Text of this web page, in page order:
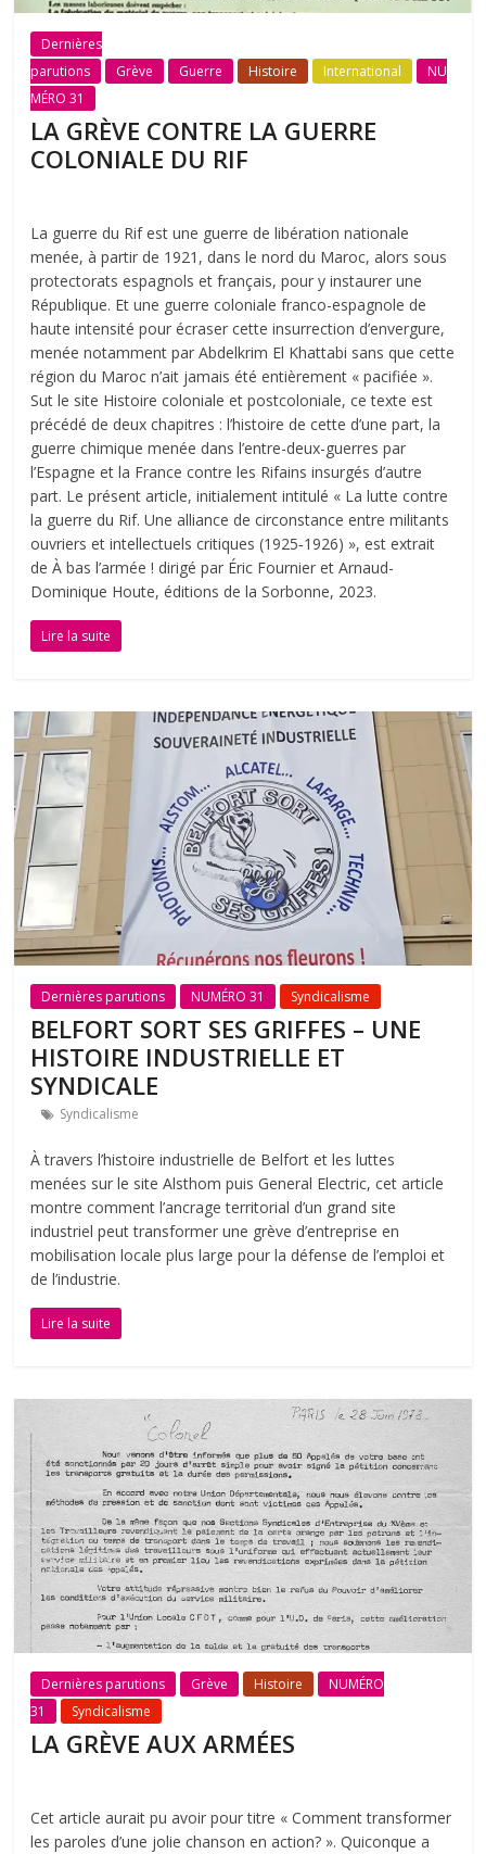
Dernières
parutions
Grève Guerre Histoire International
NU
MÉRO 31
LA GRÈVE CONTRE LA GUERRE
COLONIALE DU RIF
La guerre du Rif est une guerre de libération nationale
menée, à partir de 1921, dans le nord du Maroc, alors sous
protectorats espagnols et français, pour y instaurer une
République. Et une guerre coloniale franco-espagnole de
haute intensité pour écraser cette insurrection d’envergure,
menée notamment par Abdelkrim El Khattabi sans que cette
région du Maroc n’ait jamais été entièrement « pacifiée ».
Sut le site Histoire coloniale et postcoloniale, ce texte est
précédé de deux chapitres : l’histoire de cette d’une part, la
guerre chimique menée dans l’entre-deux-guerres par
l’Espagne et la France contre les Rifains insurgés d’autre
part. Le présent article, initialement intitulé « La lutte contre
la guerre du Rif. Une alliance de circonstance entre militants
ouvriers et intellectuels critiques (1925‑1926) », est extrait
de À bas l’armée ! dirigé par Éric Fournier et Arnaud-
Dominique Houte, éditions de la Sorbonne, 2023.
Lire la suite
Dernières parutions NUMÉRO 31 Syndicalisme
BELFORT SORT SES GRIFFES – UNE
HISTOIRE INDUSTRIELLE ET
SYNDICALE
Syndicalisme
À travers l’histoire industrielle de Belfort et les luttes
menées sur le site Alsthom puis General Electric, cet article
montre comment l’ancrage territorial d’un grand site
industriel peut transformer une grève d’entreprise en
mobilisation locale plus large pour la défense de l’emploi et
de l’industrie.
Lire la suite
Dernières parutions Grève Histoire
NUMÉRO
31
Syndicalisme
LA GRÈVE AUX ARMÉES
Cet article aurait pu avoir pour titre « Comment transformer
les paroles d’une jolie chanson en action? ». Quiconque a